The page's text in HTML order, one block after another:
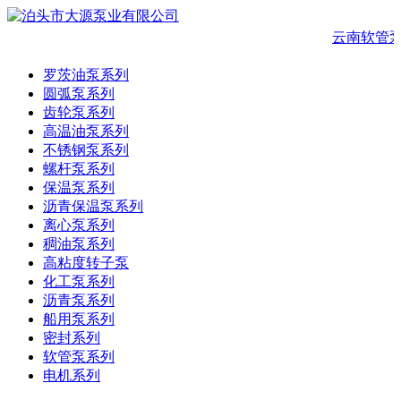
云南软管泵
罗茨油泵系列
圆弧泵系列
齿轮泵系列
高温油泵系列
不锈钢泵系列
螺杆泵系列
保温泵系列
沥青保温泵系列
离心泵系列
稠油泵系列
高粘度转子泵
化工泵系列
沥青泵系列
船用泵系列
密封系列
软管泵系列
电机系列